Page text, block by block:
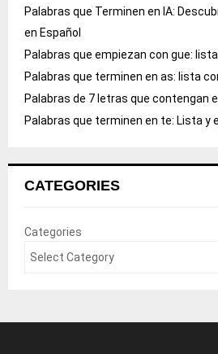
Palabras que Terminen en IA:
en Español
Palabras que empiezan con gue:
Palabras que terminen en as: lista
Palabras de 7 letras que contengan
Palabras que terminen en te: Lista y
CATEGORIES
Categories